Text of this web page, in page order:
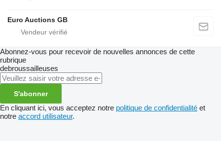
Euro Auctions GB
Abonnez-vous pour recevoir de nouvelles annonces de cette
rubrique
debroussailleuses
S'abonner
En cliquant ici, vous acceptez notre politique de confidentialité et
notre accord utilisateur.